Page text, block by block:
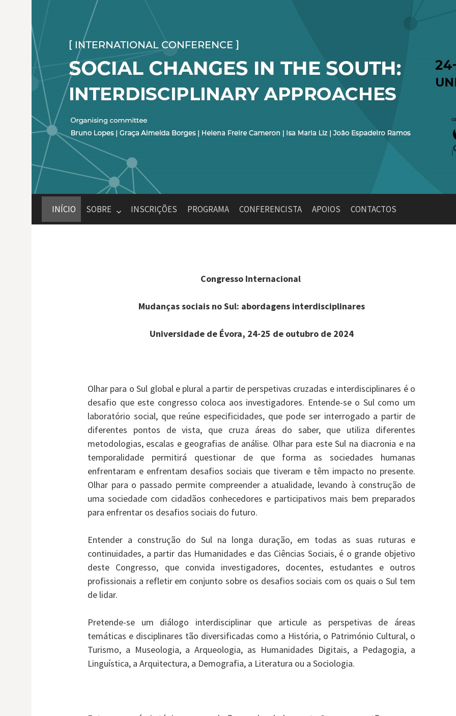
content
INÍCIO SOBRE INSCRIÇÕES PROGRAMA CONFERENCISTA APOIOS CONTACTOS
Congresso Internacional
Mudanças sociais no Sul: abordagens interdisciplinares
Universidade de Évora, 24-25 de outubro de 2024
Olhar para o Sul global e plural a partir de perspetivas cruzadas e interdisciplinares é o
desafio que este congresso coloca aos investigadores. Entende-se o Sul como um
laboratório social, que reúne especificidades, que pode ser interrogado a partir de
diferentes pontos de vista, que cruza áreas do saber, que utiliza diferentes
metodologias, escalas e geografias de análise. Olhar para este Sul na diacronia e na
temporalidade permitirá questionar de que forma as sociedades humanas
enfrentaram e enfrentam desafios sociais que tiveram e têm impacto no presente.
Olhar para o passado permite compreender a atualidade, levando à construção de
uma sociedade com cidadãos conhecedores e participativos mais bem preparados
para enfrentar os desafios sociais do futuro.
Entender a construção do Sul na longa duração, em todas as suas ruturas e
continuidades, a partir das Humanidades e das Ciências Sociais, é o grande objetivo
deste Congresso, que convida investigadores, docentes, estudantes e outros
profissionais a refletir em conjunto sobre os desafios sociais com os quais o Sul tem
de lidar.
Pretende-se um diálogo interdisciplinar que articule as perspetivas de áreas
temáticas e disciplinares tão diversificadas como a História, o Património Cultural, o
Turismo, a Museologia, a Arqueologia, as Humanidades Digitais, a Pedagogia, a
Linguística, a Arquitectura, a Demografia, a Literatura ou a Sociologia.